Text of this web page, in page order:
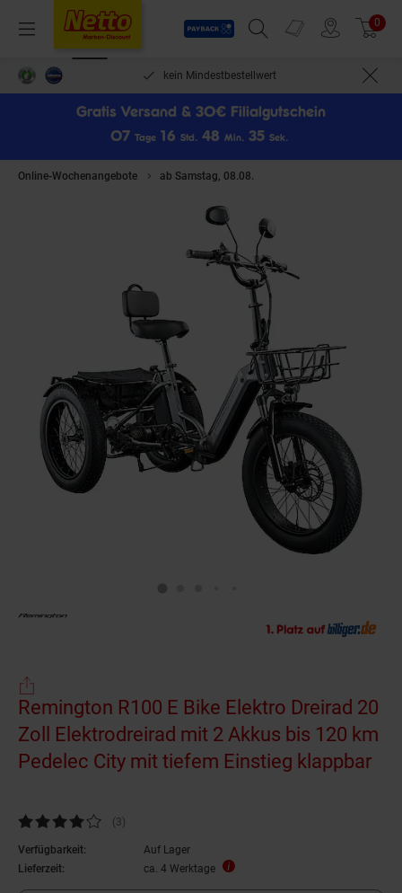
Menü
Payback
Suchfeld einblenden
Prospekte 0
kein Mindestbestellwert
Gratis Versand & 30€ Filialgutschein
07 Tage 16 Std. 48 Min. 35 Sek.
Online-Wochenangebote ab Samstag, 08.08.
Remington R100 E Bike Elektro Dreirad 20
Zoll Elektrodreirad mit 2 Akkus bis 120 km
Pedelec City mit tiefem Einstieg klappbar
Kundenbewertung: 4 von 5 Sternen
(3Kundenbewertungen
)
Verfügbarkeit:
Auf Lager
Lieferzeit:
ca. 4 Werktage